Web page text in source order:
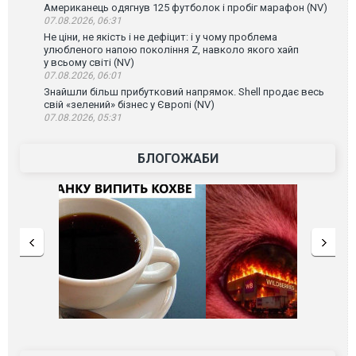
Американець одягнув 125 футболок і пробіг марафон (NV)
07.08.2026, 06:31
Не ціни, не якість і не дефіцит: і у чому проблема
улюбленого напою покоління Z, навколо якого хайп
у всьому світі (NV)
07.08.2026, 06:01
Знайшли більш прибутковий напрямок. Shell продає весь
свій «зелений» бізнес у Європі (NV)
07.08.2026, 05:31
БЛОГОЖАБИ